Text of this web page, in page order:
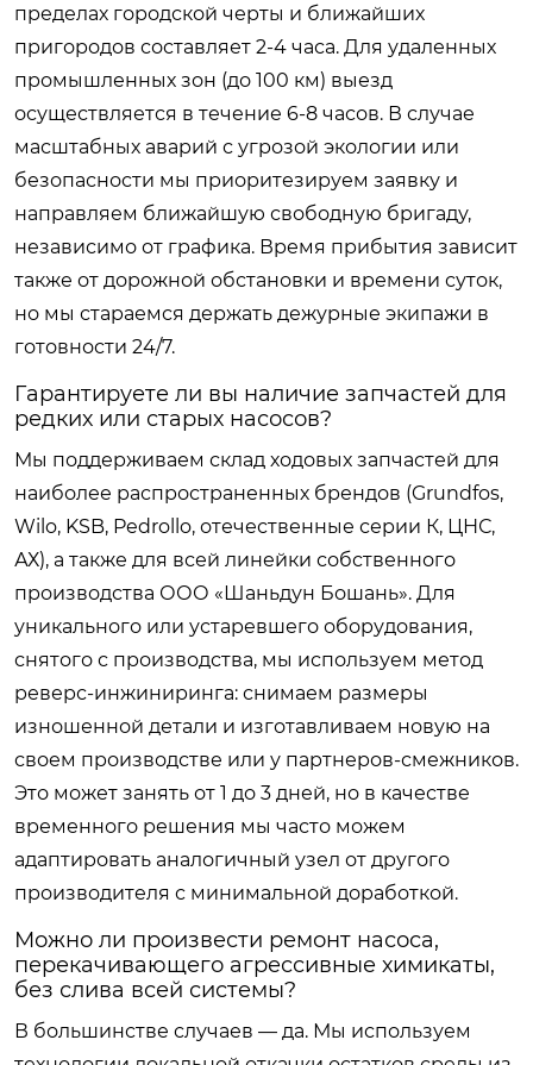
пределах городской черты и ближайших
пригородов составляет 2-4 часа. Для удаленных
промышленных зон (до 100 км) выезд
осуществляется в течение 6-8 часов. В случае
масштабных аварий с угрозой экологии или
безопасности мы приоритезируем заявку и
направляем ближайшую свободную бригаду,
независимо от графика. Время прибытия зависит
также от дорожной обстановки и времени суток,
но мы стараемся держать дежурные экипажи в
готовности 24/7.
Гарантируете ли вы наличие запчастей для
редких или старых насосов?
Мы поддерживаем склад ходовых запчастей для
наиболее распространенных брендов (Grundfos,
Wilo, KSB, Pedrollo, отечественные серии К, ЦНС,
АХ), а также для всей линейки собственного
производства ООО «Шаньдун Бошань». Для
уникального или устаревшего оборудования,
снятого с производства, мы используем метод
реверс-инжиниринга: снимаем размеры
изношенной детали и изготавливаем новую на
своем производстве или у партнеров-смежников.
Это может занять от 1 до 3 дней, но в качестве
временного решения мы часто можем
адаптировать аналогичный узел от другого
производителя с минимальной доработкой.
Можно ли произвести ремонт насоса,
перекачивающего агрессивные химикаты,
без слива всей системы?
В большинстве случаев — да. Мы используем